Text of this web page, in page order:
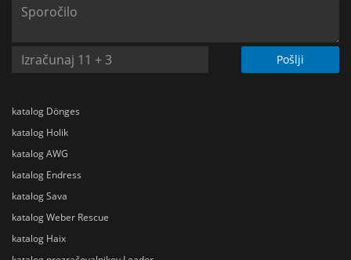
Pošlji
katalog Dönges
katalog Holik
katalog AWG
katalog Endress
katalog Sava
katalog Weber Rescue
katalog Haix